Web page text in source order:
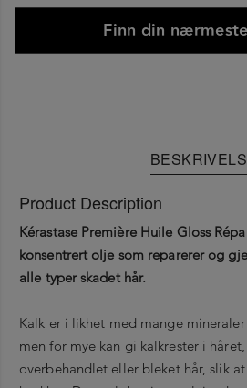
Finn din
Product Description
Kérastase Première Huile Gloss
konsentrert olje som reparerer og
alle typer skadet hår.
Kalk er i likhet med mange
men for mye kan gi kalkrester i
overbehandlet eller bleket hår, slik